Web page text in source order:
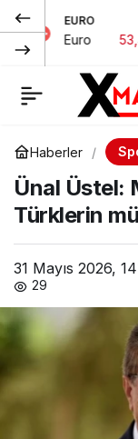
EURO -0.06%
53,42 TRY
Haberler
Ünal Üstel:
Türklerin
31 Mayıs 2026,
29
Şampiyonlar
dev final: PSG
gelecek